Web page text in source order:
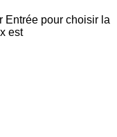
Entrée pour choisir la
est